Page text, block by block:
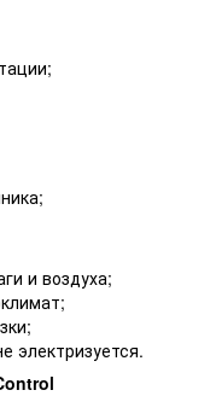
и воздуха;